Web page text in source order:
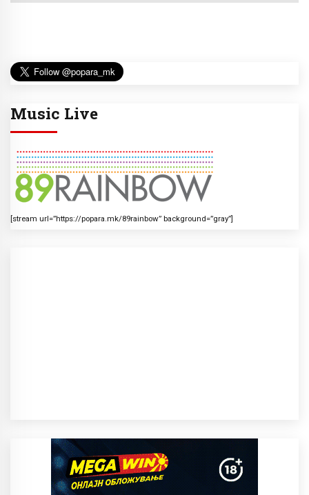
Music Live
[stream url=”https://popara.mk/89rainbow” background=”gray”]